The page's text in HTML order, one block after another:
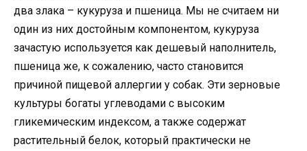
два злака – кукуруза и пшеница. Мы не считаем ни
один из них достойным компонентом, кукуруза
зачастую используется как дешевый наполнитель,
пшеница же, к сожалению, часто становится
причиной пищевой аллергии у собак. Эти зерновые
культуры богаты углеводами с высоким
гликемическим индексом, а также содержат
растительный белок, который практически не